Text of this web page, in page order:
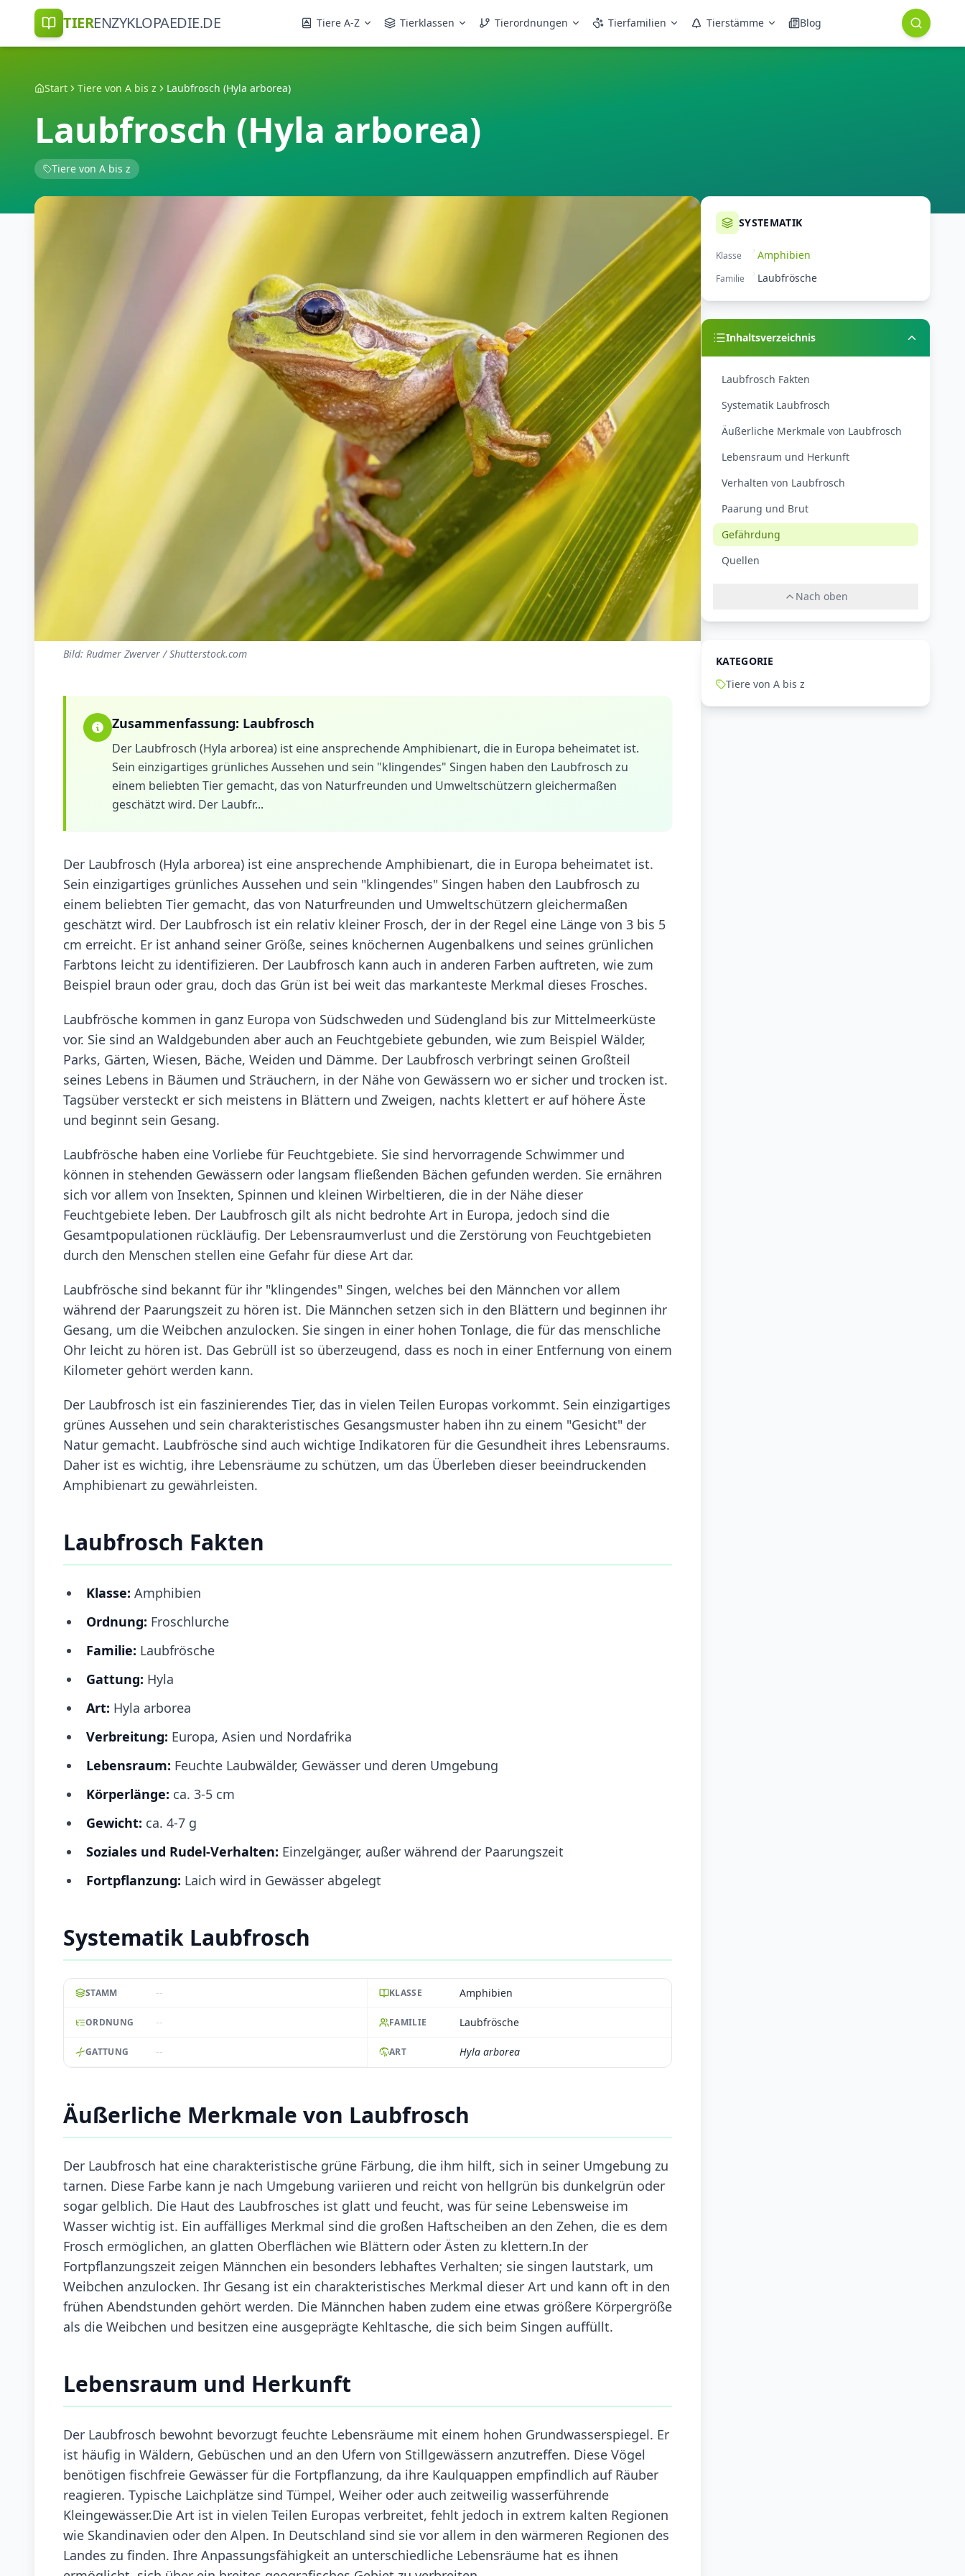
TIERENZYKLOPAEDIE.DE Tiere A-Z Tierklassen Tierordnungen Tierfamilien Tierstämme Blog
Start Tiere von A bis z Laubfrosch (Hyla arborea)
Laubfrosch (Hyla arborea)
Tiere von A bis z
Bild: Rudmer Zwerver / Shutterstock.com
Zusammenfassung: Laubfrosch
Der Laubfrosch (Hyla arborea) ist eine ansprechende Amphibienart, die in Europa beheimatet ist.
Sein einzigartiges grünliches Aussehen und sein "klingendes" Singen haben den Laubfrosch zu
einem beliebten Tier gemacht, das von Naturfreunden und Umweltschützern gleichermaßen
geschätzt wird. Der Laubfr...
Der Laubfrosch (Hyla arborea) ist eine ansprechende Amphibienart, die in Europa beheimatet ist.
Sein einzigartiges grünliches Aussehen und sein "klingendes" Singen haben den Laubfrosch zu
einem beliebten Tier gemacht, das von Naturfreunden und Umweltschützern gleichermaßen
geschätzt wird. Der Laubfrosch ist ein relativ kleiner Frosch, der in der Regel eine Länge von 3 bis 5
cm erreicht. Er ist anhand seiner Größe, seines knöchernen Augenbalkens und seines grünlichen
Farbtons leicht zu identifizieren. Der Laubfrosch kann auch in anderen Farben auftreten, wie zum
Beispiel braun oder grau, doch das Grün ist bei weit das markanteste Merkmal dieses Frosches.
Laubfrösche kommen in ganz Europa von Südschweden und Südengland bis zur Mittelmeerküste
vor. Sie sind an Waldgebunden aber auch an Feuchtgebiete gebunden, wie zum Beispiel Wälder,
Parks, Gärten, Wiesen, Bäche, Weiden und Dämme. Der Laubfrosch verbringt seinen Großteil
seines Lebens in Bäumen und Sträuchern, in der Nähe von Gewässern wo er sicher und trocken ist.
Tagsüber versteckt er sich meistens in Blättern und Zweigen, nachts klettert er auf höhere Äste
und beginnt sein Gesang.
Laubfrösche haben eine Vorliebe für Feuchtgebiete. Sie sind hervorragende Schwimmer und
können in stehenden Gewässern oder langsam fließenden Bächen gefunden werden. Sie ernähren
sich vor allem von Insekten, Spinnen und kleinen Wirbeltieren, die in der Nähe dieser
Feuchtgebiete leben. Der Laubfrosch gilt als nicht bedrohte Art in Europa, jedoch sind die
Gesamtpopulationen rückläufig. Der Lebensraumverlust und die Zerstörung von Feuchtgebieten
durch den Menschen stellen eine Gefahr für diese Art dar.
Laubfrösche sind bekannt für ihr "klingendes" Singen, welches bei den Männchen vor allem
während der Paarungszeit zu hören ist. Die Männchen setzen sich in den Blättern und beginnen ihr
Gesang, um die Weibchen anzulocken. Sie singen in einer hohen Tonlage, die für das menschliche
Ohr leicht zu hören ist. Das Gebrüll ist so überzeugend, dass es noch in einer Entfernung von einem
Kilometer gehört werden kann.
Der Laubfrosch ist ein faszinierendes Tier, das in vielen Teilen Europas vorkommt. Sein einzigartiges
grünes Aussehen und sein charakteristisches Gesangsmuster haben ihn zu einem "Gesicht" der
Natur gemacht. Laubfrösche sind auch wichtige Indikatoren für die Gesundheit ihres Lebensraums.
Daher ist es wichtig, ihre Lebensräume zu schützen, um das Überleben dieser beeindruckenden
Amphibienart zu gewährleisten.
Laubfrosch Fakten
Klasse: Amphibien
Ordnung: Froschlurche
Familie: Laubfrösche
Gattung: Hyla
Art: Hyla arborea
Verbreitung: Europa, Asien und Nordafrika
Lebensraum: Feuchte Laubwälder, Gewässer und deren Umgebung
Körperlänge: ca. 3-5 cm
Gewicht: ca. 4-7 g
Soziales und Rudel-Verhalten: Einzelgänger, außer während der Paarungszeit
Fortpflanzung: Laich wird in Gewässer abgelegt
Systematik Laubfrosch
STAMM -- KLASSE Amphibien
ORDNUNG -- FAMILIE Laubfrösche
GATTUNG -- ART Hyla arborea
Äußerliche Merkmale von Laubfrosch
Der Laubfrosch hat eine charakteristische grüne Färbung, die ihm hilft, sich in seiner Umgebung zu
tarnen. Diese Farbe kann je nach Umgebung variieren und reicht von hellgrün bis dunkelgrün oder
sogar gelblich. Die Haut des Laubfrosches ist glatt und feucht, was für seine Lebensweise im
Wasser wichtig ist. Ein auffälliges Merkmal sind die großen Haftscheiben an den Zehen, die es dem
Frosch ermöglichen, an glatten Oberflächen wie Blättern oder Ästen zu klettern.In der
Fortpflanzungszeit zeigen Männchen ein besonders lebhaftes Verhalten; sie singen lautstark, um
Weibchen anzulocken. Ihr Gesang ist ein charakteristisches Merkmal dieser Art und kann oft in den
frühen Abendstunden gehört werden. Die Männchen haben zudem eine etwas größere Körpergröße
als die Weibchen und besitzen eine ausgeprägte Kehltasche, die sich beim Singen auffüllt.
Lebensraum und Herkunft
Der Laubfrosch bewohnt bevorzugt feuchte Lebensräume mit einem hohen Grundwasserspiegel. Er
ist häufig in Wäldern, Gebüschen und an den Ufern von Stillgewässern anzutreffen. Diese Vögel
benötigen fischfreie Gewässer für die Fortpflanzung, da ihre Kaulquappen empfindlich auf Räuber
reagieren. Typische Laichplätze sind Tümpel, Weiher oder auch zeitweilig wasserführende
Kleingewässer.Die Art ist in vielen Teilen Europas verbreitet, fehlt jedoch in extrem kalten Regionen
wie Skandinavien oder den Alpen. In Deutschland sind sie vor allem in den wärmeren Regionen des
Landes zu finden. Ihre Anpassungsfähigkeit an unterschiedliche Lebensräume hat es ihnen
SYSTEMATIK
Klasse Amphibien
Familie Laubfrösche
Inhaltsverzeichnis
Laubfrosch Fakten
Systematik Laubfrosch
Äußerliche Merkmale von Laubfrosch
Lebensraum und Herkunft
Verhalten von Laubfrosch
Paarung und Brut
Gefährdung
Quellen
Nach oben
KATEGORIE
Tiere von A bis z